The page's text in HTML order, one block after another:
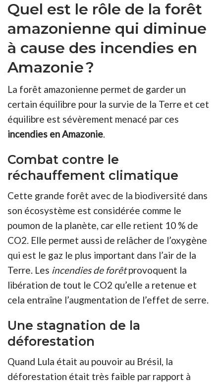
Quel est le rôle de la forêt
amazonienne qui diminue
à cause des incendies en
Amazonie ?
La forêt amazonienne permet de garder un
certain équilibre pour la survie de la Terre et cet
équilibre est sévèrement menacé par ces
incendies en Amazonie.
Combat contre le
réchauffement climatique
Cette grande forêt avec de la biodiversité dans
son écosystème est considérée comme le
poumon de la planète, car elle retient 10 % de
CO2. Elle permet aussi de relâcher de l’oxygène
qui est le gaz le plus important dans l’air de la
Terre. Les incendies de forêtprovoquent la
libération de tout le CO2 qu’elle a retenue et
cela entraîne l’augmentation de l’effet de serre.
Une stagnation de la
déforestation
Quand Lula était au pouvoir au Brésil, la
déforestation était très faible par rapport à